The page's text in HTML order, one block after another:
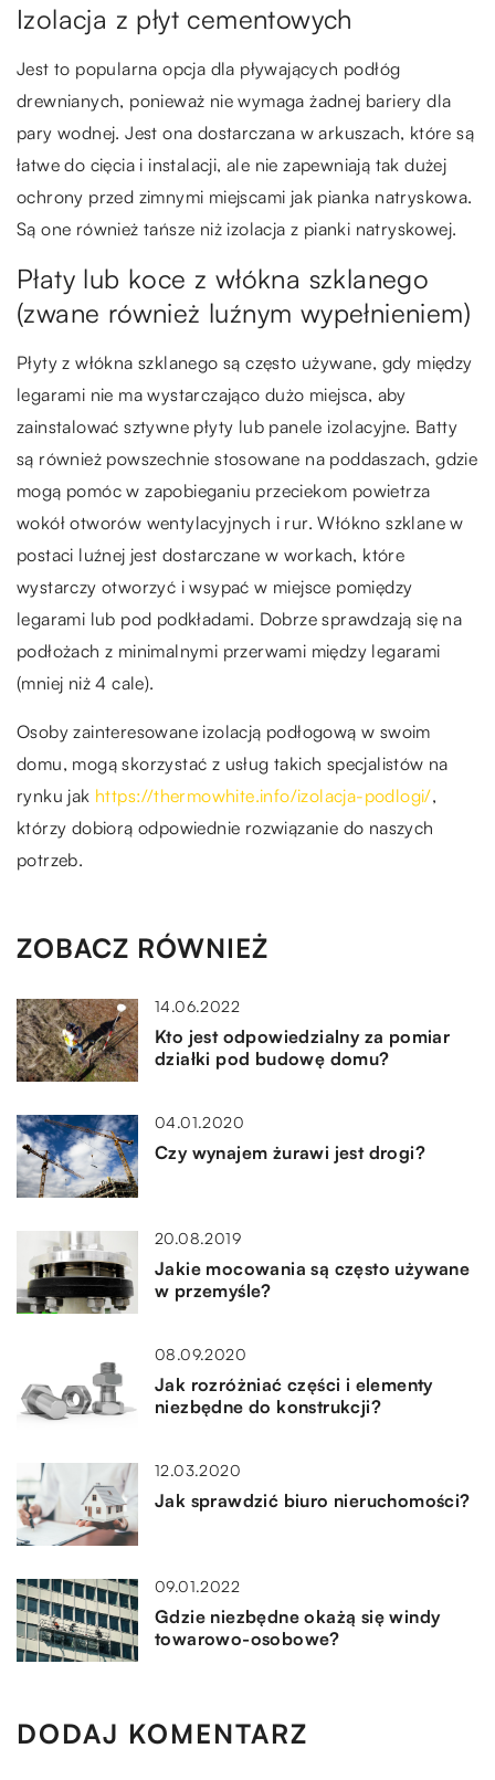
Izolacja z płyt cementowych
Jest to popularna opcja dla pływających podłóg
drewnianych, ponieważ nie wymaga żadnej bariery dla
pary wodnej. Jest ona dostarczana w arkuszach, które są
łatwe do cięcia i instalacji, ale nie zapewniają tak dużej
ochrony przed zimnymi miejscami jak pianka natryskowa.
Są one również tańsze niż izolacja z pianki natryskowej.
Płaty lub koce z włókna szklanego
(zwane również luźnym wypełnieniem)
Płyty z włókna szklanego są często używane, gdy między
legarami nie ma wystarczająco dużo miejsca, aby
zainstalować sztywne płyty lub panele izolacyjne. Batty
są również powszechnie stosowane na poddaszach, gdzie
mogą pomóc w zapobieganiu przeciekom powietrza
wokół otworów wentylacyjnych i rur. Włókno szklane w
postaci luźnej jest dostarczane w workach, które
wystarczy otworzyć i wsypać w miejsce pomiędzy
legarami lub pod podkładami. Dobrze sprawdzają się na
podłożach z minimalnymi przerwami między legarami
(mniej niż 4 cale).
Osoby zainteresowane izolacją podłogową w swoim
domu, mogą skorzystać z usług takich specjalistów na
rynku jak https://thermowhite.info/izolacja-podlogi/,
którzy dobiorą odpowiednie rozwiązanie do naszych
potrzeb.
ZOBACZ RÓWNIEŻ
14.06.2022
Kto jest odpowiedzialny za pomiar
działki pod budowę domu?
04.01.2020
Czy wynajem żurawi jest drogi?
20.08.2019
Jakie mocowania są często używane
w przemyśle?
08.09.2020
Jak rozróżniać części i elementy
niezbędne do konstrukcji?
12.03.2020
Jak sprawdzić biuro nieruchomości?
09.01.2022
Gdzie niezbędne okażą się windy
towarowo-osobowe?
DODAJ KOMENTARZ